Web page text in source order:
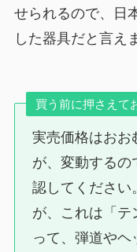
せられるので、日
した器具だと言え
買う前に押さえて
実売価格はおお
が、変動するの
認してください
が、これは「テ
って、弾道や